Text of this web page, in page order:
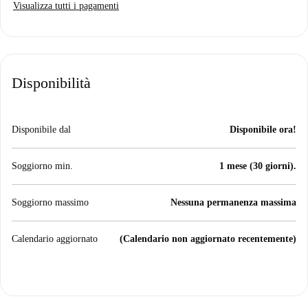
Visualizza tutti i pagamenti
Disponibilità
Disponibile dal Disponibile ora!
Soggiorno min. 1 mese (30 giorni).
Soggiorno massimo Nessuna permanenza massima
Calendario aggiornato (Calendario non aggiornato recentemente)